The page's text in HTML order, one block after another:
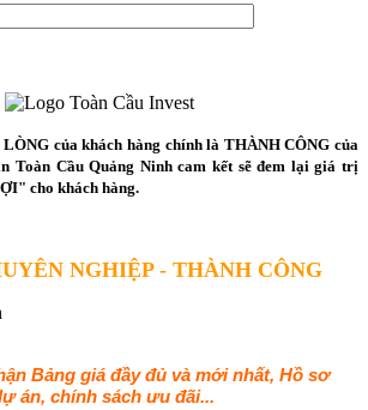
của khách hàng chính là THÀNH CÔNG của
Toàn Cầu Quảng Ninh cam kết sẽ đem lại giá trị
cho khách hàng.
NGHIỆP - THÀNH CÔNG
Bảng giá đầy đủ và mới nhất, Hồ sơ
án, chính sách ưu đãi...